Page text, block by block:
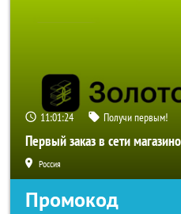
11:01:23 Получи первым!
Первый заказ в сети
Россия
Промокод